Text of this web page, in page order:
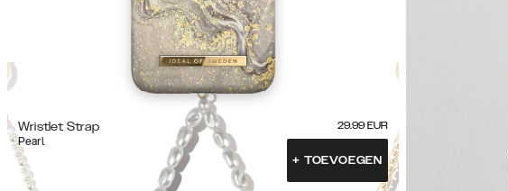
Wristlet Strap
Pearl
29.99 EUR
+ TOEVOEGEN